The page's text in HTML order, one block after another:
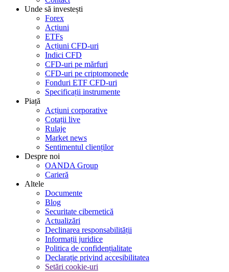
Unde să investești
Forex
Acțiuni
ETFs
Acțiuni CFD-uri
Indici CFD
CFD-uri pe mărfuri
CFD-uri pe criptomonede
Fonduri ETF CFD-uri
Specificații instrumente
Piață
Acțiuni corporative
Cotații live
Rulaje
Market news
Sentimentul clienților
Despre noi
OANDA Group
Carieră
Altele
Documente
Blog
Securitate cibernetică
Actualizări
Declinarea responsabilității
Informații juridice
Politica de confidențialitate
Declarație privind accesibilitatea
Setări cookie-uri